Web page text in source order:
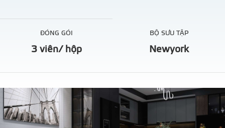
ĐÓNG GÓI
3 viên/ hộp
BỘ SƯU TẬP
Newyork